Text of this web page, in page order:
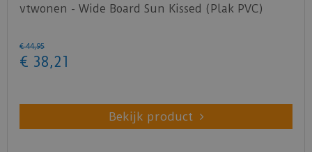
vtwonen - Wide Board Sun Kissed (Plak PVC)
€ 44,95
€ 38,21
Bekijk product